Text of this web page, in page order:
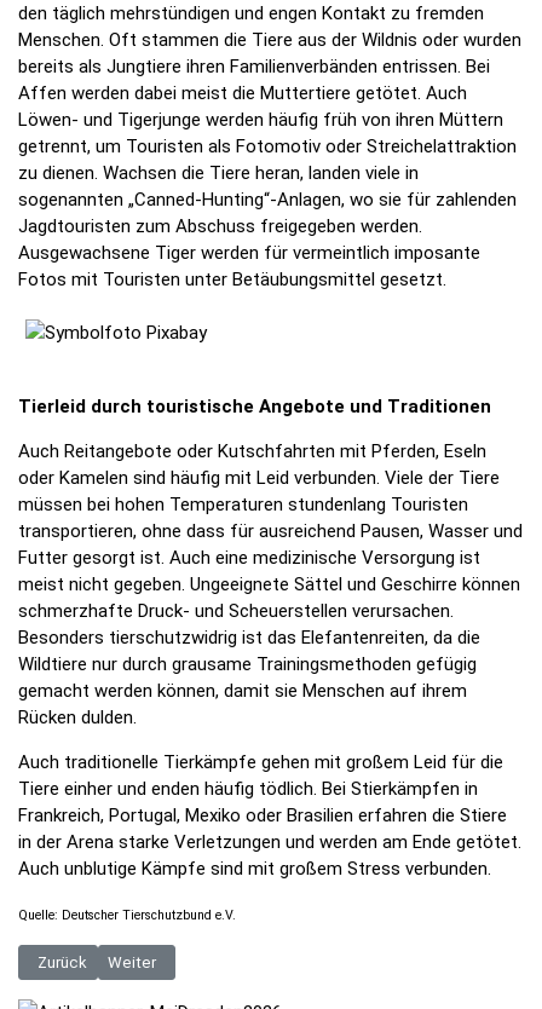
den täglich mehrstündigen und engen Kontakt zu fremden
Menschen. Oft stammen die Tiere aus der Wildnis oder wurden
bereits als Jungtiere ihren Familienverbänden entrissen. Bei
Affen werden dabei meist die Muttertiere getötet. Auch
Löwen- und Tigerjunge werden häufig früh von ihren Müttern
getrennt, um Touristen als Fotomotiv oder Streichelattraktion
zu dienen. Wachsen die Tiere heran, landen viele in
sogenannten „Canned-Hunting“-Anlagen, wo sie für zahlenden
Jagdtouristen zum Abschuss freigegeben werden.
Ausgewachsene Tiger werden für vermeintlich imposante
Fotos mit Touristen unter Betäubungsmittel gesetzt.
Tierleid durch touristische Angebote und Traditionen
Auch Reitangebote oder Kutschfahrten mit Pferden, Eseln
oder Kamelen sind häufig mit Leid verbunden. Viele der Tiere
müssen bei hohen Temperaturen stundenlang Touristen
transportieren, ohne dass für ausreichend Pausen, Wasser und
Futter gesorgt ist. Auch eine medizinische Versorgung ist
meist nicht gegeben. Ungeeignete Sättel und Geschirre können
schmerzhafte Druck- und Scheuerstellen verursachen.
Besonders tierschutzwidrig ist das Elefantenreiten, da die
Wildtiere nur durch grausame Trainingsmethoden gefügig
gemacht werden können, damit sie Menschen auf ihrem
Rücken dulden.
Auch traditionelle Tierkämpfe gehen mit großem Leid für die
Tiere einher und enden häufig tödlich. Bei Stierkämpfen in
Frankreich, Portugal, Mexiko oder Brasilien erfahren die Stiere
in der Arena starke Verletzungen und werden am Ende getötet.
Auch unblutige Kämpfe sind mit großem Stress verbunden.
Quelle: Deutscher Tierschutzbund e.V.
Vorheriger Beitrag: Cool bleiben und entspannen - TASSO gibt Tipps
Zurück Nächster Beitrag: DEKRA: Stressfrei in den Urlaub -
Weiter